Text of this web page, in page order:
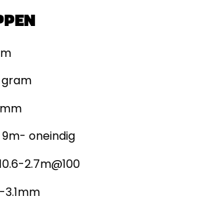
9m- oneindig
2.7m@100
3.1mm